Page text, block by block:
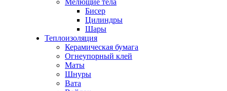
Мелющие тела
Бисер
Цилиндры
Шары
Теплоизоляция
Керамическая бумага
Огнеупорный клей
Маты
Шнуры
Вата